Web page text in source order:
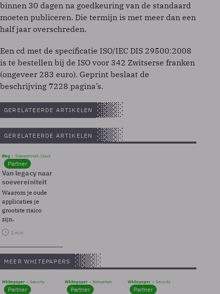
binnen 30 dagen na goedkeuring van de standaard
moeten publiceren. Die termijn is met meer dan een
half jaar overschreden.
Een cd met de specificatie ISO/IEC DIS 29500:2008
is te bestellen bij de ISO voor 342 Zwitserse franken
(ongeveer 283 euro). Geprint beslaat de
beschrijving 7228 pagina’s.
GERELATEERDE ARTIKELEN
GERELATEERDE ARTIKELEN
Blog Soevereinteit, Cloud
Partner
Van legacy naar
soevereiniteit
Waarom je oude
applicaties je
grootste risico
zijn.
1 min
MEER WHITEPAPERS
Whitepaper Security
Partner
Whitepaper Netwerken
Partner
Whitepaper Security
Partner